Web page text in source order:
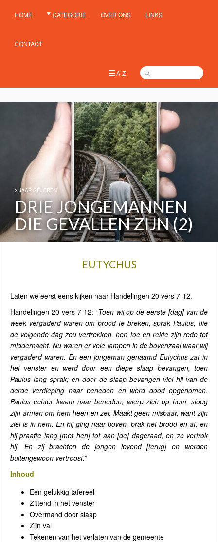
HOME CATEGORIE OVER ONS LINKS
CONTACT
A-Z
2 JAAR GELEDEN
DRIE JONGEMANNEN
DIE GEVALLEN ZIJN (2)
EUTYCHUS
Laten we eerst eens kijken naar Handelingen 20 vers 7-12.
Handelingen 20 vers 7-12: “Toen wij op de eerste [dag] van de
week vergaderd waren om brood te breken, sprak Paulus, die
de volgende dag zou vertrekken, hen toe en rekte zijn rede tot
middernacht. Nu waren er vele lampen in de bovenzaal waar wij
vergaderd waren. En een jongeman genaamd Eutychus zat in
het venster en werd door een diepe slaap bevangen, toen
Paulus lang sprak; en door de slaap bevangen viel hij van de
derde verdieping naar beneden en werd dood opgenomen.
Paulus echter kwam naar beneden, wierp zich op hem, sloeg
zijn armen om hem heen en zei: Maakt geen misbaar, want zijn
ziel is in hem. En hij ging naar boven, brak het brood en at, en
hij praatte lang [met hen] tot aan [de] dageraad, en zo vertrok
hij. En zij brachten de jongen levend [terug] en werden
buitengewoon vertroost.”
Inhoud
Een gelukkig tafereel
Zittend in het venster
Overmand door slaap
Zijn val
Tekenen van het verlaten van de gemeente